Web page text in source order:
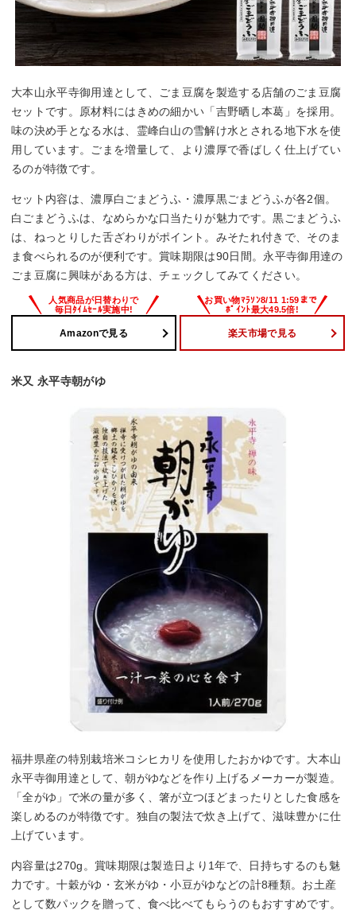
大本山永平寺御用達として、ごま豆腐を製造する店舗のごま豆腐
セットです。原材料にはきめの細かい「吉野晒し本葛」を採用。
味の決め手となる水は、霊峰白山の雪解け水とされる地下水を使
用しています。ごまを増量して、より濃厚で香ばしく仕上げてい
るのが特徴です。
セット内容は、濃厚白ごまどうふ・濃厚黒ごまどうふが各2個。
白ごまどうふは、なめらかな口当たりが魅力です。黒ごまどうふ
は、ねっとりした舌ざわりがポイント。みそたれ付きで、そのま
ま食べられるのが便利です。賞味期限は90日間。永平寺御用達の
ごま豆腐に興味がある方は、チェックしてみてください。
Amazonで見る 楽天市場で見る
米又 永平寺朝がゆ
福井県産の特別栽培米コシヒカリを使用したおかゆです。大本山
永平寺御用達として、朝がゆなどを作り上げるメーカーが製造。
「全がゆ」で米の量が多く、箸が立つほどまったりとした食感を
楽しめるのが特徴です。独自の製法で炊き上げて、滋味豊かに仕
上げています。
内容量は270g。賞味期限は製造日より1年で、日持ちするのも魅
力です。十穀がゆ・玄米がゆ・小豆がゆなどの計8種類。お土産
として数パックを贈って、食べ比べてもらうのもおすすめです。